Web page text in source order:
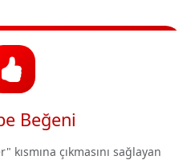
Beğeni
kısmına çıkmasını sağlayan